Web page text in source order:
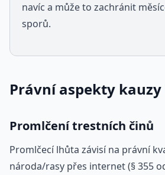
navíc a může to zachránit
sporů.
Právní aspekty
Promlčení trestních činů
Promlčecí lhůta závisí na právní
národa/rasy přes internet (§ 355